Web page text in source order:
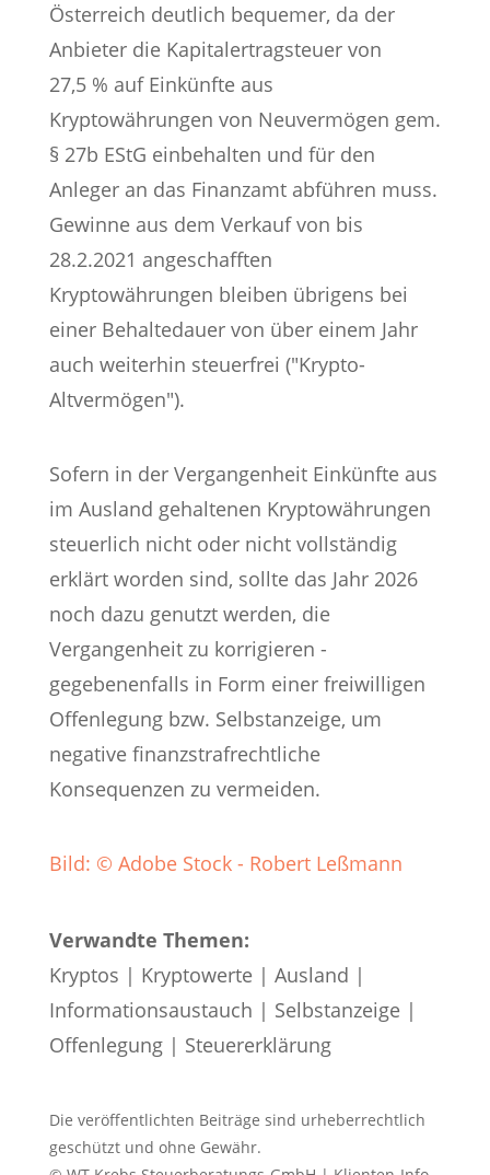
Österreich deutlich bequemer, da der
Anbieter die Kapitalertragsteuer von
27,5 % auf Einkünfte aus
Kryptowährungen von Neuvermögen gem.
§ 27b EStG einbehalten und für den
Anleger an das Finanzamt abführen muss.
Gewinne aus dem Verkauf von bis
28.2.2021 angeschafften
Kryptowährungen bleiben übrigens bei
einer Behaltedauer von über einem Jahr
auch weiterhin steuerfrei ("Krypto-
Altvermögen").
Sofern in der Vergangenheit Einkünfte aus
im Ausland gehaltenen Kryptowährungen
steuerlich nicht oder nicht vollständig
erklärt worden sind, sollte das Jahr 2026
noch dazu genutzt werden, die
Vergangenheit zu korrigieren -
gegebenenfalls in Form einer freiwilligen
Offenlegung bzw. Selbstanzeige, um
negative finanzstrafrechtliche
Konsequenzen zu vermeiden.
Bild: © Adobe Stock - Robert Leßmann
Verwandte Themen:
Kryptos | Kryptowerte| Ausland |
Informationsaustauch | Selbstanzeige|
Offenlegung| Steuererklärung
Die veröffentlichten Beiträge sind urheberrechtlich
geschützt und ohne Gewähr.